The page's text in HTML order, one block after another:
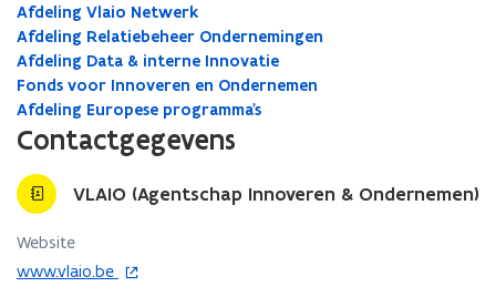
Afdeling Vlaio Netwerk
Afdeling Relatiebeheer Ondernemingen
Afdeling Data & interne Innovatie
Fonds voor Innoveren en Ondernemen
Afdeling Europese programma's
Contactgegevens
VLAIO (Agentschap Innoveren & Ondernemen)
Website
www.vlaio.be
o